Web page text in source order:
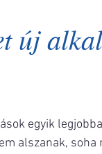
új
egyik
alszanak,